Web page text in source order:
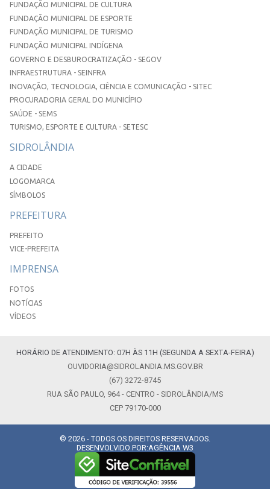
FUNDAÇÃO MUNICIPAL DE CULTURA
FUNDAÇÃO MUNICIPAL DE ESPORTE
FUNDAÇÃO MUNICIPAL DE TURISMO
FUNDAÇÃO MUNICIPAL INDÍGENA
GOVERNO E DESBUROCRATIZAÇÃO - SEGOV
INFRAESTRUTURA - SEINFRA
INOVAÇÃO, TECNOLOGIA, CIÊNCIA E COMUNICAÇÃO - SITEC
PROCURADORIA GERAL DO MUNICÍPIO
SAÚDE - SEMS
TURISMO, ESPORTE E CULTURA - SETESC
SIDROLÂNDIA
A CIDADE
LOGOMARCA
SÍMBOLOS
PREFEITURA
PREFEITO
VICE-PREFEITA
IMPRENSA
FOTOS
NOTÍCIAS
VÍDEOS
HORÁRIO DE ATENDIMENTO: 07H ÀS 11H (SEGUNDA A SEXTA-FEIRA)
OUVIDORIA@SIDROLANDIA.MS.GOV.BR
(67) 3272-8745
RUA SÃO PAULO, 964 - CENTRO - SIDROLÂNDIA/MS
CEP 79170-000
© 2026 - TODOS OS DIREITOS RESERVADOS.
DESENVOLVIDO POR:AGÊNCIA W3